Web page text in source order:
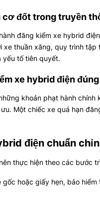
cơ đốt trong truyền
đăng kiểm xe hybrid
thuần xăng, quy trình
yếu tố tiên quyết.
xe hybrid điện
khoản phạt hành
Một chiếc xe quá hạn
điện chuẩn
thực hiện theo các bước
hoặc giấy hẹn, bảo